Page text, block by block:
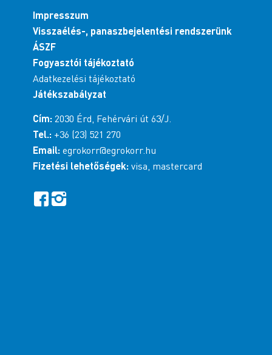
Impresszum
Visszaélés-, panaszbejelentési rendszerünk
ÁSZF
Fogyasztói tájékoztató
Adatkezelési tájékoztató
Játékszabályzat
Cím: 2030 Érd, Fehérvári út 63/J.
Tel.: +36 (23) 521 270
Email: egrokorr@egrokorr.hu
Fizetési lehetőségek: visa, mastercard